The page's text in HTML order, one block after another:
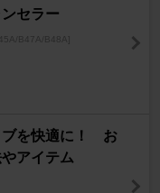
セラー
B47A/B48A]
ブを快適に！ お
アイテム